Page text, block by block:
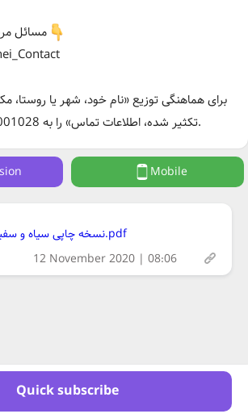
مسائل
برای هماهنگی توزیع «نام خود، شهر یا روستا،
تکثیر شده، اطلاعات تماس» را به 10001028 پیامک کنید.
Quick subscribe
Mobile
نسخه چاپی سیاه و سفید-شماره 262.pdf
12 November 2020 | 08:06